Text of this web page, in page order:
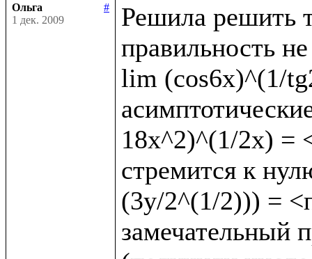
Ольга
#
1 дек. 2009
Решила решить
правильность
lim (cos6x)^(1/
18x^2)^(1/2x) =
стремится к
(3y/2^(1/2))) =
замечательный